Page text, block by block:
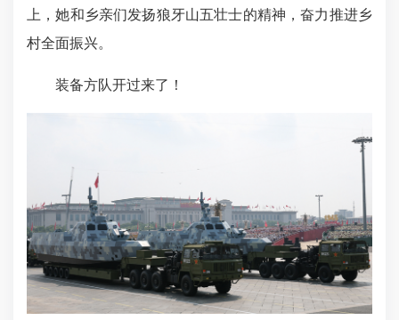
上，她和乡亲们发扬狼牙山五壮士的精神，奋力推进乡
村全面振兴。
装备方队开过来了！